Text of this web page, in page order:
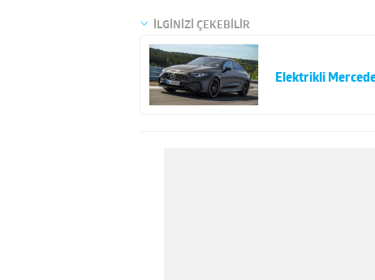
İLGİNİZİ ÇEKEBİLİR
Elektrikli